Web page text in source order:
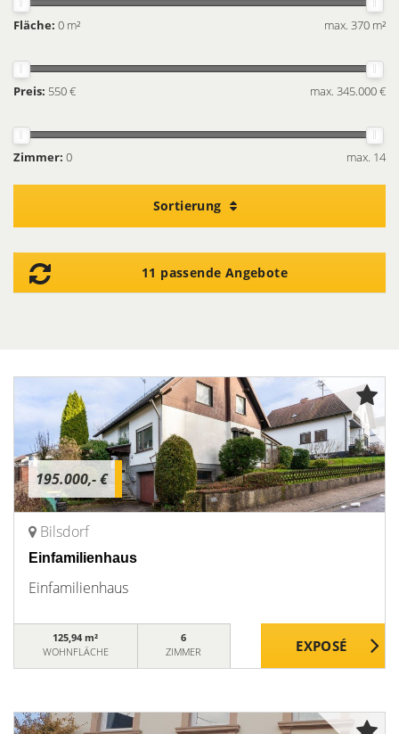
Fläche: 0 m² max. 370 m²
Preis: 550 € max. 345.000 €
Zimmer: 0 max. 14
Sortierung
11 passende Angebote
195.000,- €
Bilsdorf
Einfamilienhaus
Einfamilienhaus
125,94 m²
WOHNFLÄCHE
6
ZIMMER